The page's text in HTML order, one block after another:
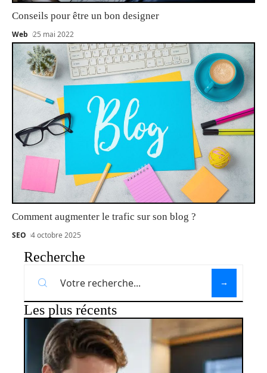
Conseils pour être un bon designer
Web 25 mai 2022
Comment augmenter le trafic sur son blog ?
SEO 4 octobre 2025
Recherche
Les plus récents